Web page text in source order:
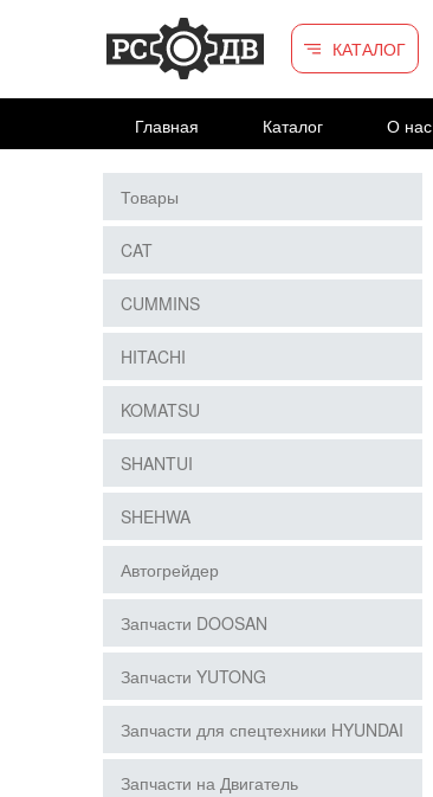
Перейти к основному содержанию
КАТАЛОГ
Главная Каталог О нас
Товары
CAT
CUMMINS
HITACHI
KOMATSU
SHANTUI
SHEHWA
Автогрейдер
Запчасти DOOSAN
Запчасти YUTONG
Запчасти для спецтехники HYUNDAI
Запчасти на Двигатель